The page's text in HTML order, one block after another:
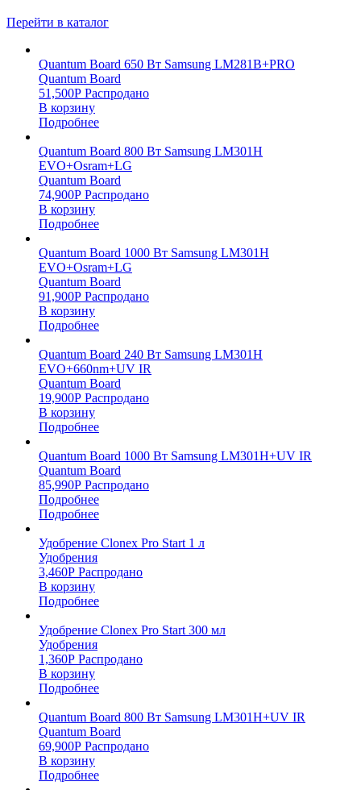
Перейти в каталог
Quantum Board 650 Вт Samsung LM281B+PRO
Quantum Board
51,500Р Распродано
В корзину
Подробнее
Quantum Board 800 Вт Samsung LM301H
EVO+Osram+LG
Quantum Board
74,900Р Распродано
В корзину
Подробнее
Quantum Board 1000 Вт Samsung LM301H
EVO+Osram+LG
Quantum Board
91,900Р Распродано
В корзину
Подробнее
Quantum Board 240 Вт Samsung LM301H
EVO+660nm+UV IR
Quantum Board
19,900Р Распродано
В корзину
Подробнее
Quantum Board 1000 Вт Samsung LM301H+UV IR
Quantum Board
85,990Р Распродано
Подробнее
Подробнее
Удобрение Clonex Pro Start 1 л
Удобрения
3,460Р Распродано
В корзину
Подробнее
Удобрение Clonex Pro Start 300 мл
Удобрения
1,360Р Распродано
В корзину
Подробнее
Quantum Board 800 Вт Samsung LM301H+UV IR
Quantum Board
69,900Р Распродано
В корзину
Подробнее